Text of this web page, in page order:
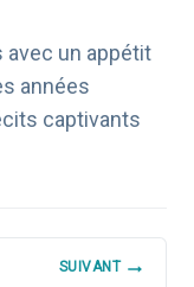
avec un appétit
années
captivants
SUIVANT